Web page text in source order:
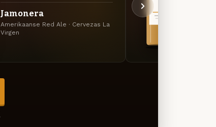
Jamonera
Amerikaanse Red Ale · Cervezas La
Virgen